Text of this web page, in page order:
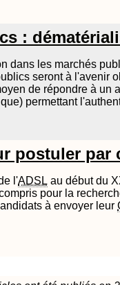
:
dans les marchés
seront à l'avenir
de répondre à un
permettant
postuler par
l'ADSL au début du
pour la
à envoyer leur